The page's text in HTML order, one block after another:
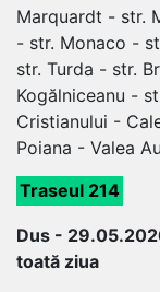
Marquardt - str.
- str. Monaco -
str. Turda - str.
Kogălniceanu -
Cristianului -
Poiana - Valea
Traseul 214
Dus -
toată ziua